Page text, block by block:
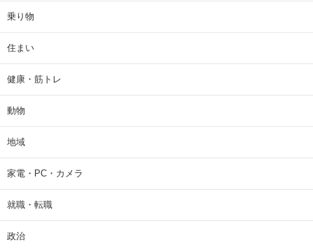
乗り物
住まい
健康・筋トレ
動物
地域
家電・PC・カメラ
就職・転職
政治